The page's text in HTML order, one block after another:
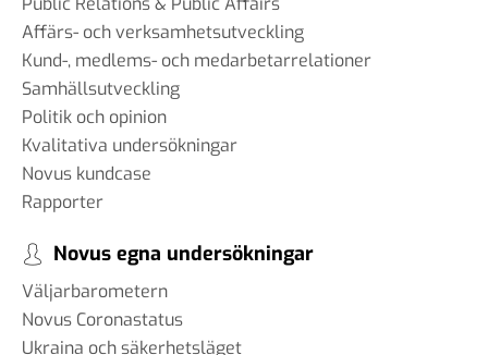
Affärs- och verksamhetsutveckling
Kund-, medlems- och medarbetarrelationer
Samhällsutveckling
Politik och opinion
Kvalitativa undersökningar
Novus kundcase
Rapporter
Novus egna undersökningar
Väljarbarometern
Novus Coronastatus
Ukraina och säkerhetsläget